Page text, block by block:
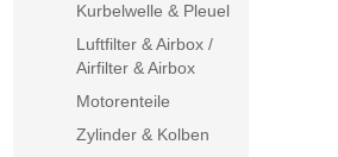
Kurbelwelle & Pleuel
Luftfilter & Airbox /
Airfilter & Airbox
Motorenteile
Zylinder & Kolben